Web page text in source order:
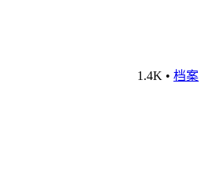
1.4K • 档案